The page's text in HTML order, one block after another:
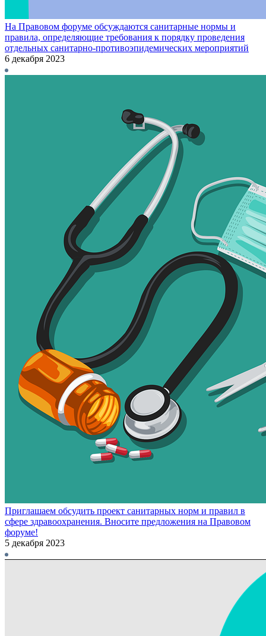
На Правовом форуме обсуждаются санитарные нормы и
правила, определяющие требования к порядку проведения
отдельных санитарно-противоэпидемических мероприятий
6 декабря 2023
Приглашаем обсудить проект санитарных норм и правил в
сфере здравоохранения. Вносите предложения на Правовом
форуме!
5 декабря 2023